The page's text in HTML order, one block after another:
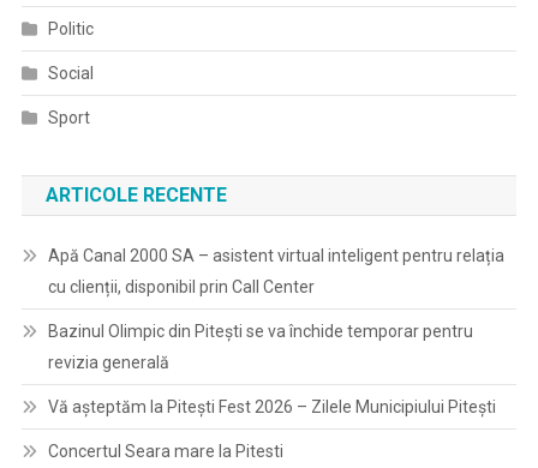
Politic
Social
Sport
ARTICOLE RECENTE
Apă Canal 2000 SA – asistent virtual inteligent pentru relația
cu clienții, disponibil prin Call Center
Bazinul Olimpic din Pitești se va închide temporar pentru
revizia generală
Vă așteptăm la Pitești Fest 2026 – Zilele Municipiului Pitești
Concertul Seara mare la Pitesti